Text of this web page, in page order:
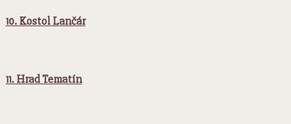
10. Kostol Lančár
11. Hrad Tematín